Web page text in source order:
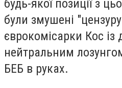
будь-якої позиції з
були змушені
єврокомісарки Кос із
нейтральним
БЕБ в руках.